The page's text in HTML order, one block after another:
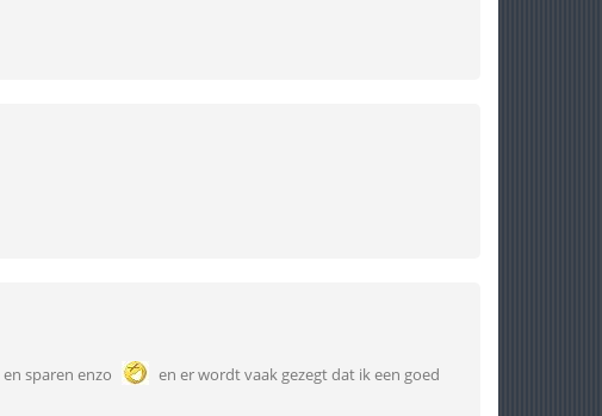
sparen enzo
en er wordt vaak gezegt dat ik een goed